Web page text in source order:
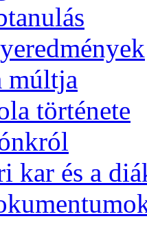
múltja
története
kar és a